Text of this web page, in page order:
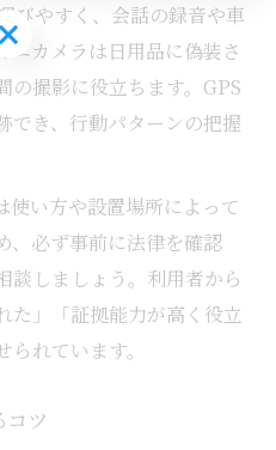
びやすく、会話の録音や車
ニカメラは日用品に偽装さ
の撮影に役立ちます。GPS
でき、行動パターンの把握
使い方や設置場所によって
、必ず事前に法律を確認
談しましょう。利用者から
た」「証拠能力が高く役立
れています。
ツ
合わせください